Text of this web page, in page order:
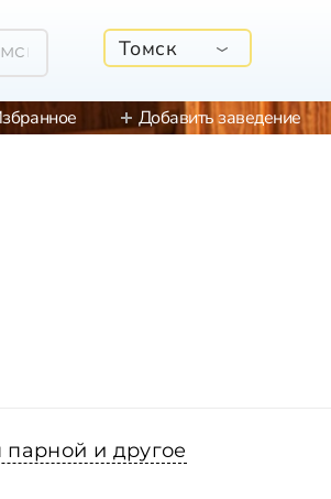
Томск
Добавить заведение
парной и другое